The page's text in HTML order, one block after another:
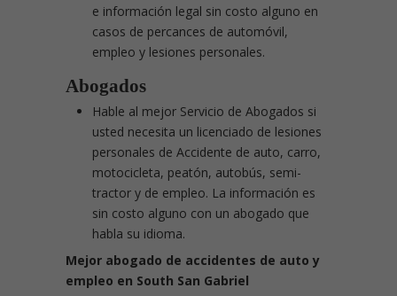
e información legal sin costo alguno en
casos de percances de automóvil,
empleo y lesiones personales.
Abogados
Hable al mejor Servicio de Abogados si
usted necesita un licenciado de lesiones
personales de Accidente de auto, carro,
motocicleta, peatón, autobús, semi-
tractor y de empleo. La información es
sin costo alguno con un abogado que
habla su idioma.
Mejor abogado de accidentes de auto y
empleo en South San Gabriel